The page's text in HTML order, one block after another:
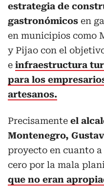
estrategia de
gastronómicos en
en municipios como
y Pijao con el
e infraestructura
para los
artesanos.
Precisamente el
Montenegro,
proyecto en cuanto a
cero por la mala
que no eran